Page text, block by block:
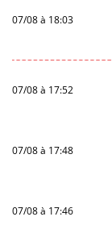
07/08 à 18:03
07/08 à 17:52
07/08 à 17:48
07/08 à 17:46